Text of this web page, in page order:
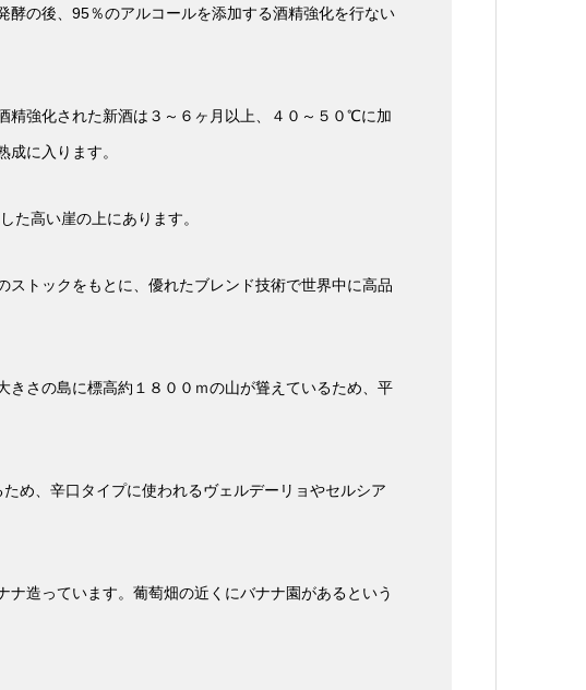
の後、95％のアルコールを添加する酒精強化を行ない
精強化された新酒は３～６ヶ月以上、４０～５０℃に加
に入ります。
た高い崖の上にあります。
トックをもとに、優れたブレンド技術で世界中に高品
さの島に標高約１８００ｍの山が聳えているため、平
め、辛口タイプに使われるヴェルデーリョやセルシア
造っています。葡萄畑の近くにバナナ園があるという